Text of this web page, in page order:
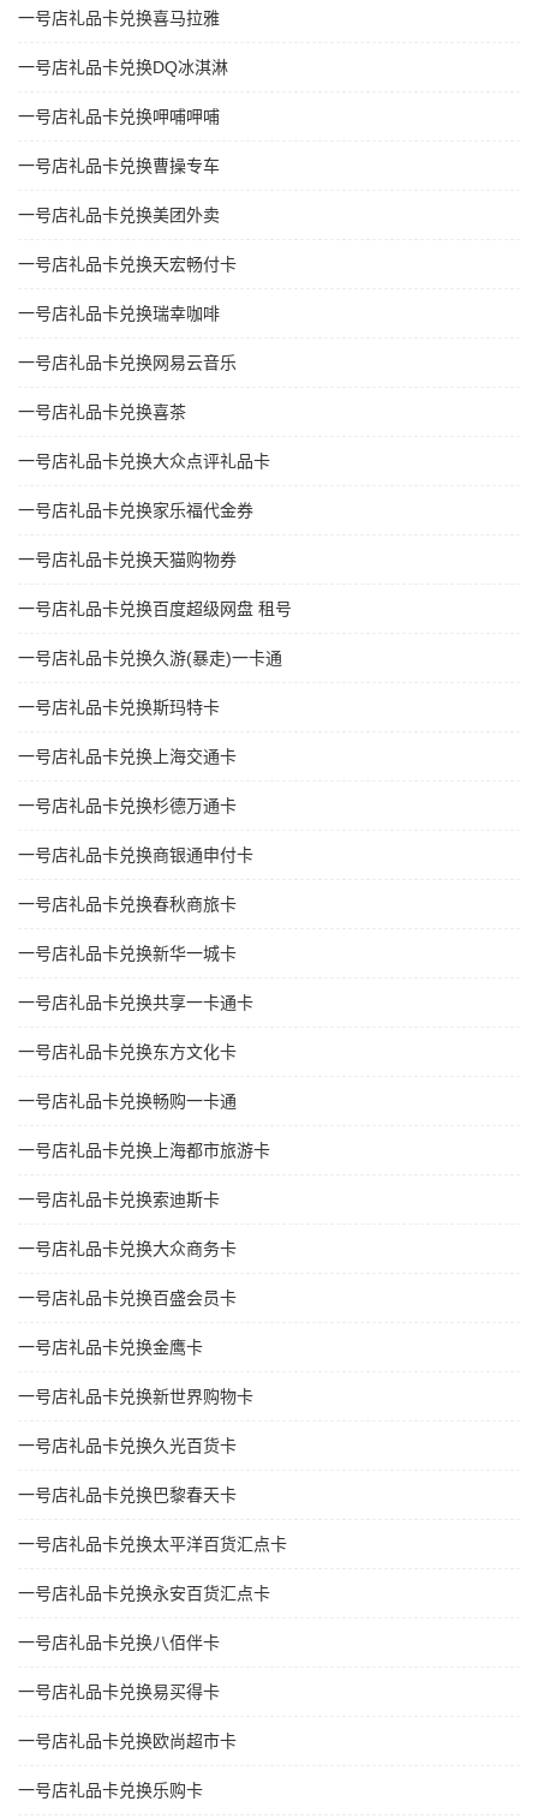
一号店礼品卡兑换喜马拉雅
一号店礼品卡兑换DQ冰淇淋
一号店礼品卡兑换呷哺呷哺
一号店礼品卡兑换曹操专车
一号店礼品卡兑换美团外卖
一号店礼品卡兑换天宏畅付卡
一号店礼品卡兑换瑞幸咖啡
一号店礼品卡兑换网易云音乐
一号店礼品卡兑换喜茶
一号店礼品卡兑换大众点评礼品卡
一号店礼品卡兑换家乐福代金券
一号店礼品卡兑换天猫购物券
一号店礼品卡兑换百度超级网盘 租号
一号店礼品卡兑换久游(暴走)一卡通
一号店礼品卡兑换斯玛特卡
一号店礼品卡兑换上海交通卡
一号店礼品卡兑换杉德万通卡
一号店礼品卡兑换商银通申付卡
一号店礼品卡兑换春秋商旅卡
一号店礼品卡兑换新华一城卡
一号店礼品卡兑换共享一卡通卡
一号店礼品卡兑换东方文化卡
一号店礼品卡兑换畅购一卡通
一号店礼品卡兑换上海都市旅游卡
一号店礼品卡兑换索迪斯卡
一号店礼品卡兑换大众商务卡
一号店礼品卡兑换百盛会员卡
一号店礼品卡兑换金鹰卡
一号店礼品卡兑换新世界购物卡
一号店礼品卡兑换久光百货卡
一号店礼品卡兑换巴黎春天卡
一号店礼品卡兑换太平洋百货汇点卡
一号店礼品卡兑换永安百货汇点卡
一号店礼品卡兑换八佰伴卡
一号店礼品卡兑换易买得卡
一号店礼品卡兑换欧尚超市卡
一号店礼品卡兑换乐购卡